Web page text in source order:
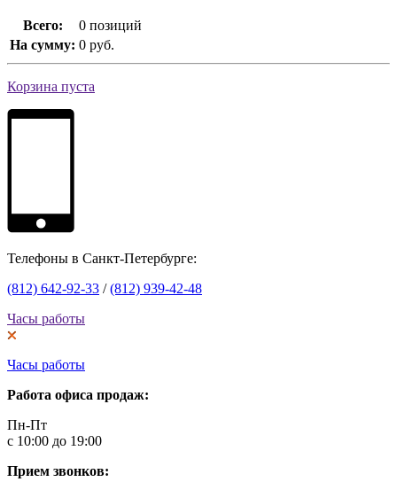
Всего:
0 позиций
На сумму: 0 руб.
Корзина пуста
Телефоны в Санкт-Петербурге:
(812) 642-92-33 /(812) 939-42-48
Часы работы
Часы работы
Работа офиса продаж:
Пн-Пт
с 10:00 до 19:00
Прием звонков: